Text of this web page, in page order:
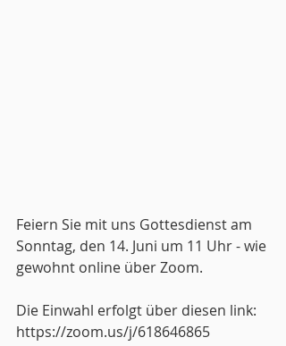
Feiern Sie mit uns Gottesdienst am
Sonntag, den 14. Juni um 11 Uhr - wie
gewohnt online über Zoom.
Die Einwahl erfolgt über diesen link:
https://zoom.us/j/618646865